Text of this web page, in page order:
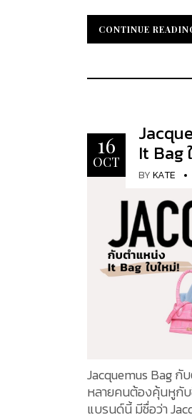
เทจ ใช้งานง่าย ส
พาส่องกระเป๋า
เซนติเมตร โดดเด่น
CONTINUE
CONTINUE
16
OCT
It Bag
BYKATE
Jacquemus Bag กั
หลายคนต้องคุ้นหูกั
แบรนด์นี้ มีชื่อว่า